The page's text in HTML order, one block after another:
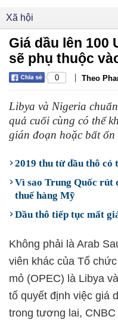
Xã hội
Giá dầu lên 100
sẽ phụ thuộc
0 | Theo
Libya và Nigeria
quả cuối cùng có thể
gián đoạn hoặc bất
2019 thu từ dầu thô có
Vì sao Trung Quốc rút
thuế hàng Mỹ
Dầu thô tiếp tục mất
Không phải là Arab
viên khác của Tổ
mỏ (OPEC) là Libya
tố quyết định việc giá
trong tương lai, CNBC